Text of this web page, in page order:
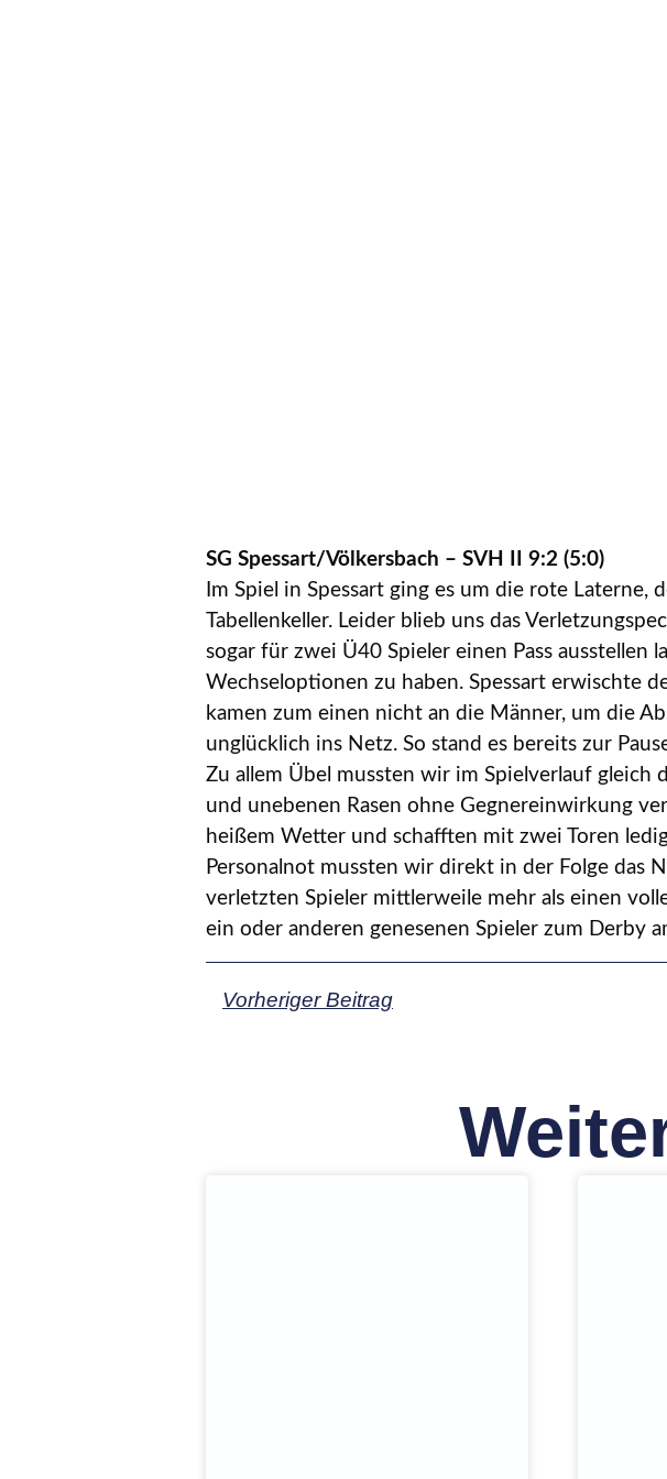
SG Spessart/Völkersbach – SVH II 9:2 (5:0)
Im Spiel in Spessart ging es um die rote
Tabellenkeller. Leider blieb uns das
sogar für zwei Ü40 Spieler einen Pass
Wechseloptionen zu haben. Spessart erwischte
kamen zum einen nicht an die Männer, um die
unglücklich ins Netz. So stand es bereits zur
Zu allem Übel mussten wir im Spielverlauf gleich
und unebenen Rasen ohne Gegnereinwirkung
heißem Wetter und schafften mit zwei Toren
Personalnot mussten wir direkt in der Folge das
verletzten Spieler mittlerweile mehr als einen
ein oder anderen genesenen Spieler zum Derby
Vorheriger Beitrag